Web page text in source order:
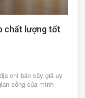
chất lượng tốt
chỉ bán cây giả uy
sống của mình